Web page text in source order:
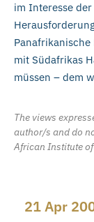
im Interesse
Panafrikanische
mit Südafrikas
müssen – dem
The views
author/s and do
African Institute
21 Apr